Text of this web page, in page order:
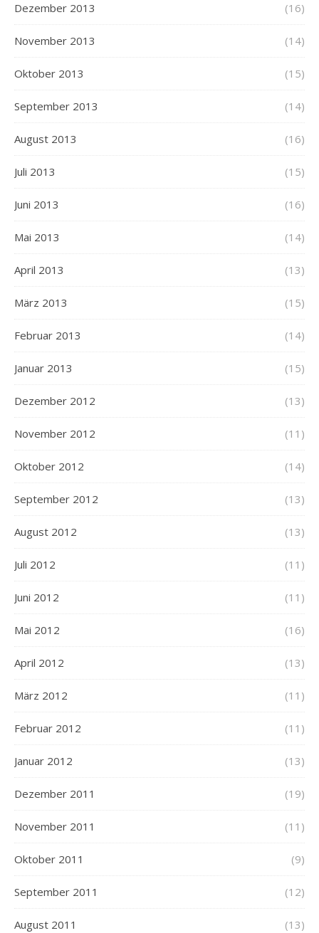
Dezember 2013 (16)
November 2013 (14)
Oktober 2013 (15)
September 2013 (14)
August 2013 (16)
Juli 2013 (15)
Juni 2013 (16)
Mai 2013 (14)
April 2013 (13)
März 2013 (15)
Februar 2013 (14)
Januar 2013 (15)
Dezember 2012 (13)
November 2012 (11)
Oktober 2012 (14)
September 2012 (13)
August 2012 (13)
Juli 2012 (11)
Juni 2012 (11)
Mai 2012 (16)
April 2012 (13)
März 2012 (11)
Februar 2012 (11)
Januar 2012 (13)
Dezember 2011 (19)
November 2011 (11)
Oktober 2011 (9)
September 2011 (12)
August 2011 (13)